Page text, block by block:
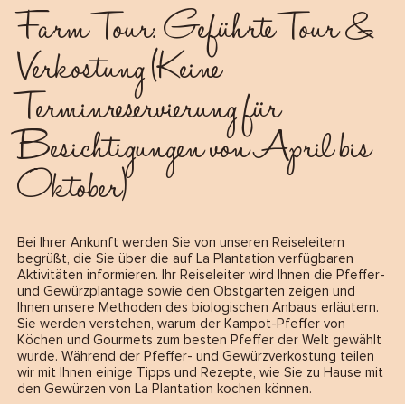
Farm Tour: Geführte Tour &
Verkostung (Keine
Terminreservierung für
Besichtigungen von April bis
Oktober)
Bei Ihrer Ankunft werden Sie von unseren Reiseleitern
begrüßt, die Sie über die auf La Plantation verfügbaren
Aktivitäten informieren. Ihr Reiseleiter wird Ihnen die Pfeffer-
und Gewürzplantage sowie den Obstgarten zeigen und
Ihnen unsere Methoden des biologischen Anbaus erläutern.
Sie werden verstehen, warum der Kampot-Pfeffer von
Köchen und Gourmets zum besten Pfeffer der Welt gewählt
wurde. Während der Pfeffer- und Gewürzverkostung teilen
wir mit Ihnen einige Tipps und Rezepte, wie Sie zu Hause mit
den Gewürzen von La Plantation kochen können.